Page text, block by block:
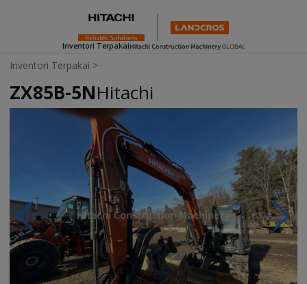
Inventori Terpakai
Inventori Terpakai >
ZX85B-5NHitachi
Photos & Videos